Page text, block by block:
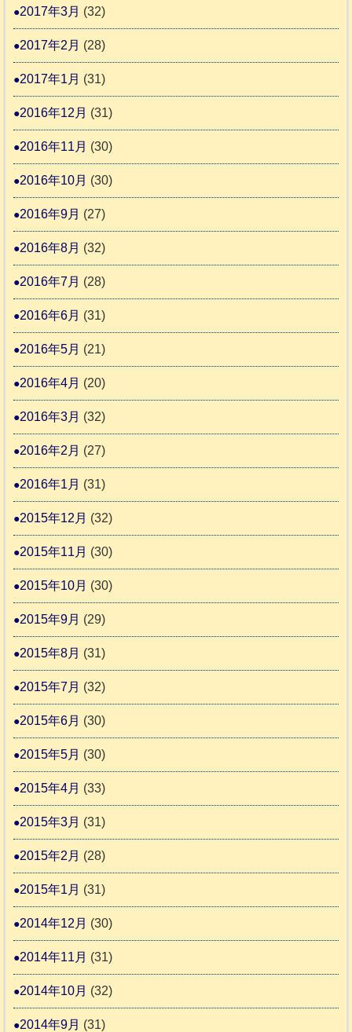
2017年3月 (32)
2017年2月 (28)
2017年1月 (31)
2016年12月 (31)
2016年11月 (30)
2016年10月 (30)
2016年9月 (27)
2016年8月 (32)
2016年7月 (28)
2016年6月 (31)
2016年5月 (21)
2016年4月 (20)
2016年3月 (32)
2016年2月 (27)
2016年1月 (31)
2015年12月 (32)
2015年11月 (30)
2015年10月 (30)
2015年9月 (29)
2015年8月 (31)
2015年7月 (32)
2015年6月 (30)
2015年5月 (30)
2015年4月 (33)
2015年3月 (31)
2015年2月 (28)
2015年1月 (31)
2014年12月 (30)
2014年11月 (31)
2014年10月 (32)
2014年9月 (31)